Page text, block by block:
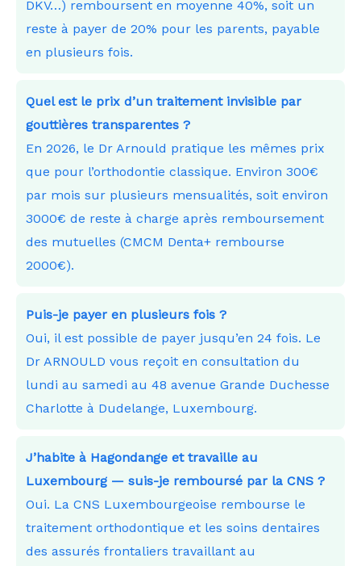
DKV…) remboursent en moyenne 40%, soit un
reste à payer de 20% pour les parents, payable
en plusieurs fois.
Quel est le prix d’un traitement invisible par
gouttières transparentes ?
En 2026, le Dr Arnould pratique les mêmes prix
que pour l’orthodontie classique. Environ 300€
par mois sur plusieurs mensualités, soit environ
3000€ de reste à charge après remboursement
des mutuelles (CMCM Denta+ rembourse
2000€).
Puis-je payer en plusieurs fois ?
Oui, il est possible de payer jusqu’en 24 fois. Le
Dr ARNOULD vous reçoit en consultation du
lundi au samedi au 48 avenue Grande Duchesse
Charlotte à Dudelange, Luxembourg.
J’habite à Hagondange et travaille au
Luxembourg — suis-je remboursé par la CNS ?
Oui. La CNS Luxembourgeoise rembourse le
traitement orthodontique et les soins dentaires
des assurés frontaliers travaillant au